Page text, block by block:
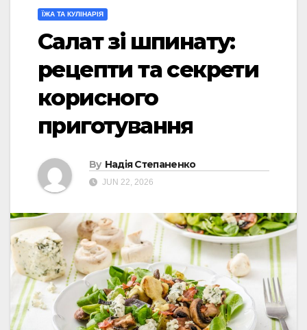
ЇЖА ТА КУЛІНАРІЯ
Салат зі шпинату:
рецепти та секрети
корисного
приготування
By Надія Степаненко
JUN 22, 2026